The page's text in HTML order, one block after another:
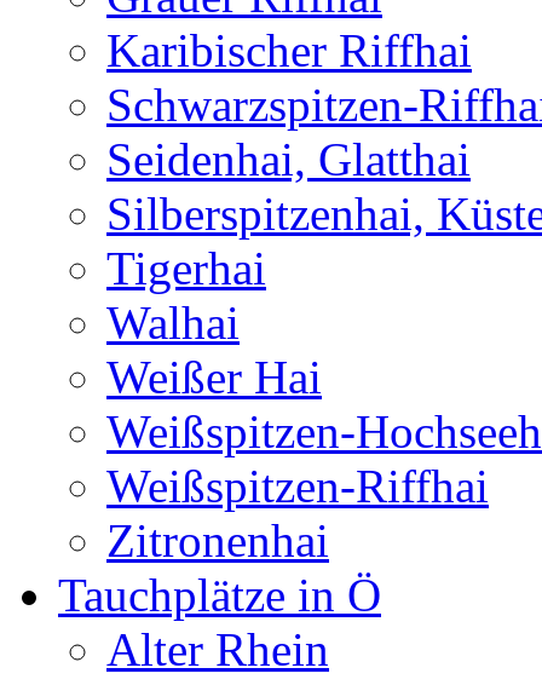
Karibischer Riffhai
Schwarzspitzen-
Seidenhai, Glatthai
Silberspitzenhai,
Tigerhai
Walhai
Weißer Hai
Weißspitzen-
Weißspitzen-Riffhai
Zitronenhai
Tauchplätze in Ö
Alter Rhein